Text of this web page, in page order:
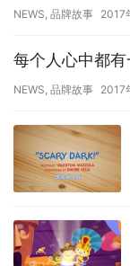
NEWS 品牌故事 2017
每个人心中都有
NEWS 品牌故事 2017